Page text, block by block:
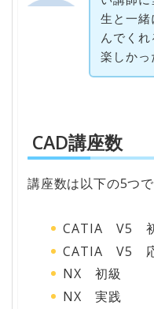
生と一緒
んでく
楽しかっ
CAD講座数
講座数は以下の5つで
CATIA V5
CATIA V5
NX 初級
NX 実践